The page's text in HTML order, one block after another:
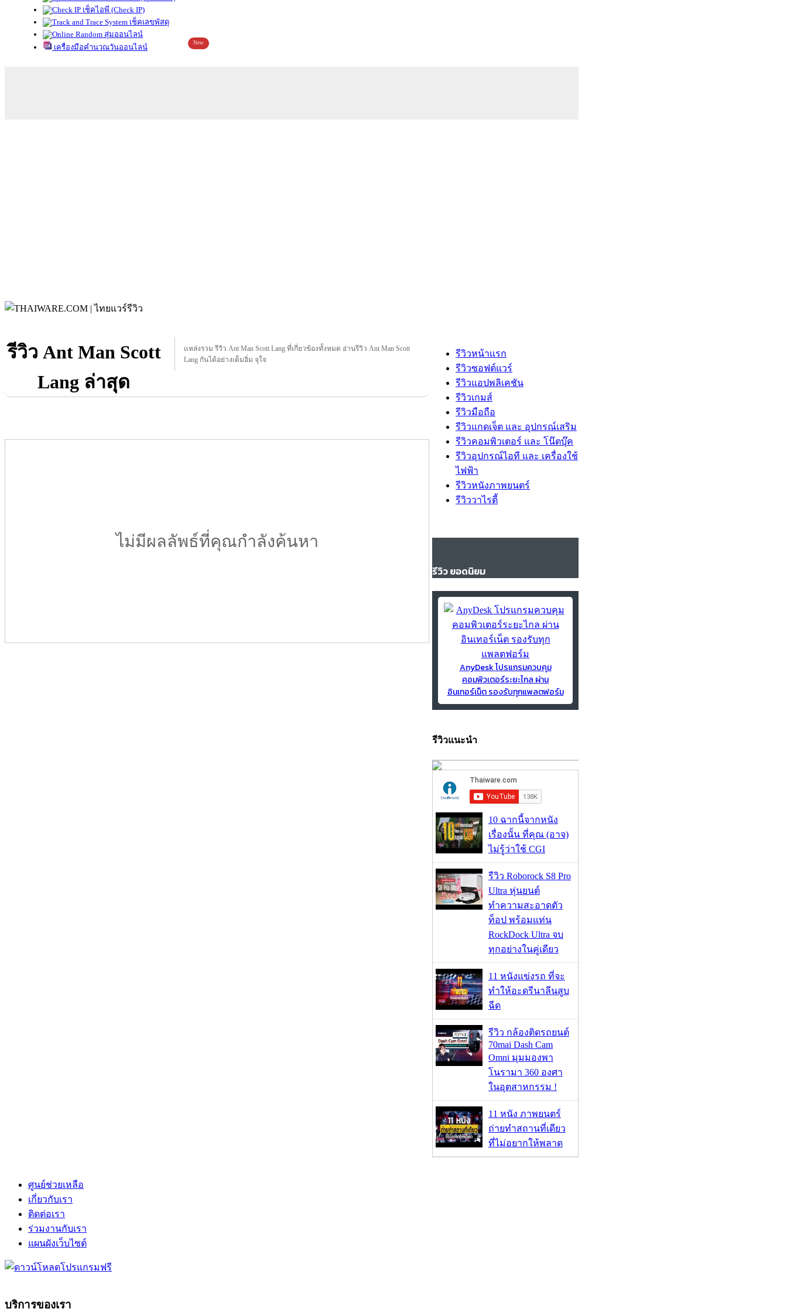
เช็คไอพี (Check IP)
เช็คเลขพัสดุ
สุ่มออนไลน์
เครื่องมือคำนวณวันออนไลน์
New
รีวิว Ant Man Scott
Lang ล่าสุด
แหล่งรวม รีวิว Ant Man Scott Lang ที่เกี่ยวข้องทั้งหมด อ่านรีวิว Ant Man Scott
Lang กันได้อย่างเต็มอิ่ม จุใจ
ไม่มีผลลัพธ์ที่คุณกำลังค้นหา
รีวิวหน้าแรก
รีวิวซอฟต์แวร์
รีวิวแอปพลิเคชัน
รีวิวเกมส์
รีวิวมือถือ
รีวิวแกดเจ็ต และ อุปกรณ์เสริม
รีวิวคอมพิวเตอร์ และ โน๊ตบุ๊ค
รีวิวอุปกรณ์ไอที และ เครื่องใช้
ไฟฟ้า
รีวิวหนังภาพยนตร์
รีวิววาไรตี้
รีวิว ยอดนิยม
AnyDesk โปรแกรมควบคุม
คอมพิวเตอร์ระยะไกล ผ่าน
อินเทอร์เน็ต รองรับทุกแพลตฟอร์ม
รีวิวแนะนำ
10 ฉากนี้จากหนัง
เรื่องนั้น ที่คุณ (อาจ)
ไม่รู้ว่าใช้ CGI
รีวิว Roborock S8 Pro
Ultra หุ่นยนต์
ทำความสะอาดตัว
ท็อป พร้อมแท่น
RockDock Ultra จบ
ทุกอย่างในคู่เดียว
11 หนังแข่งรถ ที่จะ
ทำให้อะดรีนาลีนสูบ
ฉีด
รีวิว กล้องติดรถยนต์
70mai Dash Cam
Omni มุมมองพา
โนรามา 360 องศา
ในอุตสาหกรรม !
11 หนัง ภาพยนตร์
ถ่ายทำสถานที่เดียว
ที่ไม่อยากให้พลาด
ศูนย์ช่วยเหลือ
เกี่ยวกับเรา
ติดต่อเรา
ร่วมงานกับเรา
แผนผังเว็บไซต์
บริการของเรา